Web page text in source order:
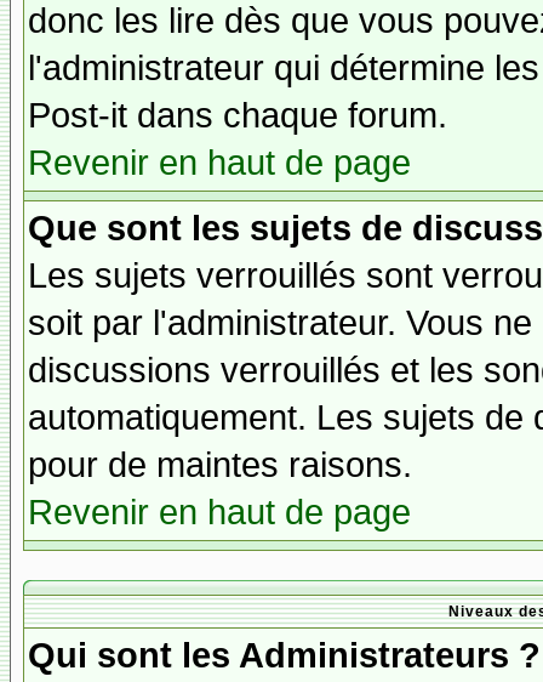
donc les lire dès que vous
l'administrateur qui détermine
Post-it dans chaque forum.
Revenir en haut de page
Que sont les sujets de
Les sujets verrouillés sont
soit par l'administrateur. Vous
discussions verrouillés et les
automatiquement. Les sujets
pour de maintes raisons.
Revenir en haut de page
Niveaux
Qui sont les Administrateurs ?